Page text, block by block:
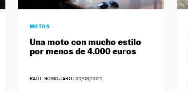
MOTOS
Una moto con mucho estilo
por menos de 4.000 euros
RAÚL ROMOJARO |04/08/2021